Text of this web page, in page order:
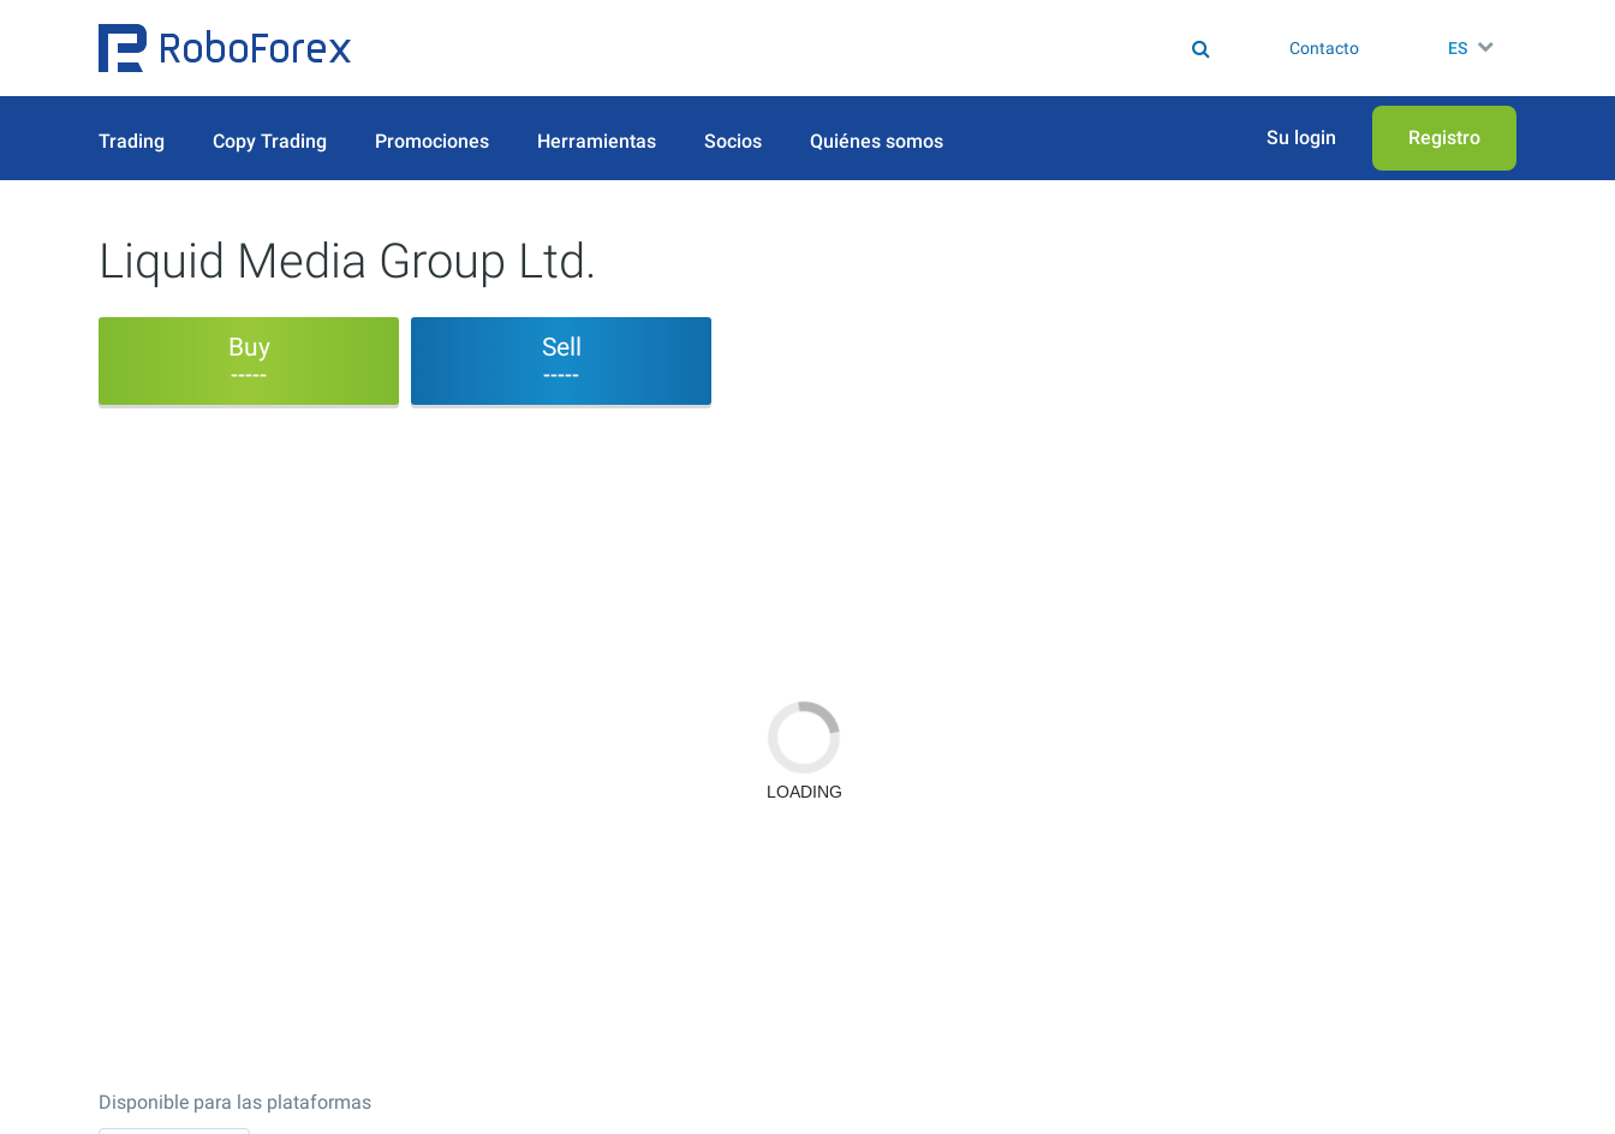
Contacto ES
Trading Copy Trading Promociones Herramientas Socios Quiénes somos Su login Registro
Liquid Media Group Ltd.
Buy
-----
Sell
-----
Disponible para las plataformas